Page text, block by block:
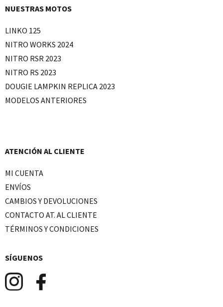
NUESTRAS MOTOS
LINKO 125
NITRO WORKS 2024
NITRO RSR 2023
NITRO RS 2023
DOUGIE LAMPKIN REPLICA 2023
MODELOS ANTERIORES
ATENCIÓN AL CLIENTE
MI CUENTA
ENVÍOS
CAMBIOS Y DEVOLUCIONES
CONTACTO AT. AL CLIENTE
TÉRMINOS Y CONDICIONES
SÍGUENOS